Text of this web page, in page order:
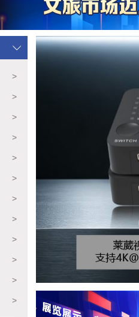
>
>
>
>
>
>
>
>
>
>
>
>